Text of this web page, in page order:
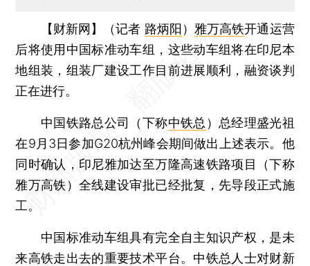
【财新网】（记者 路炳阳 ） 雅万高铁开通运营
后将使用中国标准动车组，这些动车组将在印尼本
地组装，组装厂建设工作目前进展顺利，融资谈判
正在进行。
中国铁路总公司（下称中铁总 ）总经理盛光祖
在9月3日参加G20杭州峰会期间做出上述表示。他
同时确认，印尼雅加达至万隆高速铁路项目（下称
雅万高铁）全线建设审批已经批复，先导段正式施
工。
中国标准动车组具有完全自主知识产权，是未
来高铁走出去的重要技术平台。中铁总人士对财新